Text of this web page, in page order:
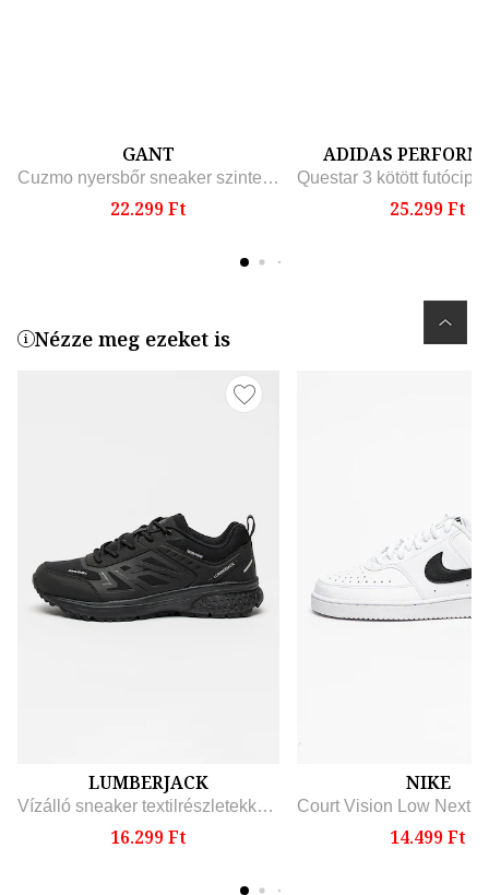
GANT
Cuzmo nyersbőr sneaker szintetikus részletekkel, Piros
22.299 Ft
ADIDAS
25.299 Ft
Nézze meg ezeket is
LUMBERJACK
Vízálló sneaker textilrészletekkel, Koptatott fekete
16.299 Ft
NIKE
14.499 Ft